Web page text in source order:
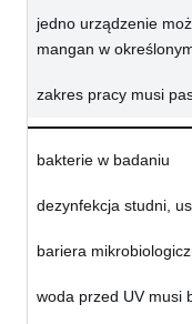
jedno urządzenie
mangan w
zakres pracy musi
bakterie w badaniu
dezynfekcja studni,
bariera
woda przed UV musi